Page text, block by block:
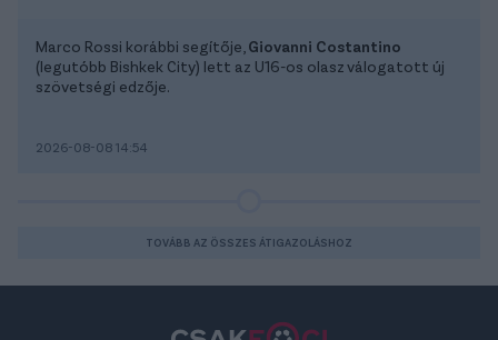
Marco Rossi korábbi segítője, Giovanni Costantino
(legutóbb Bishkek City) lett az U16-os olasz válogatott új
szövetségi edzője.
2026-08-08 14:54
TOVÁBB AZ ÖSSZES ÁTIGAZOLÁSHOZ